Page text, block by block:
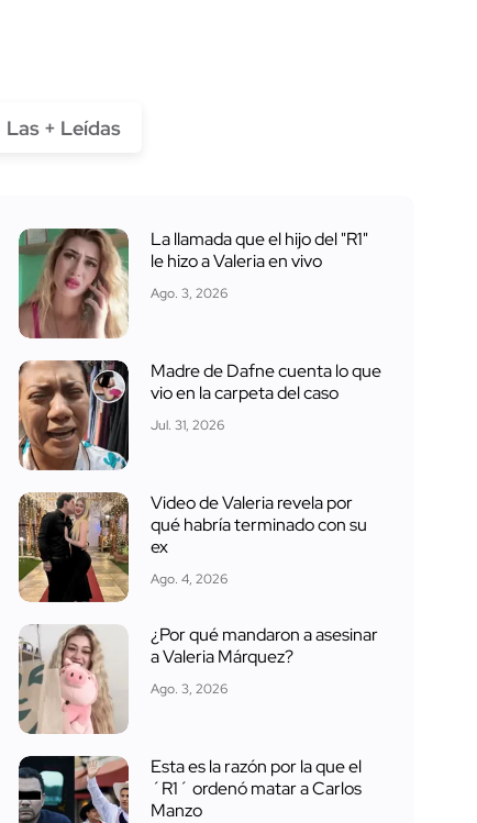
Las + Leídas
La llamada que el hijo del "R1"
le hizo a Valeria en vivo
Ago. 3, 2026
Madre de Dafne cuenta lo que
vio en la carpeta del caso
Jul. 31, 2026
Video de Valeria revela por
qué habría terminado con su
ex
Ago. 4, 2026
¿Por qué mandaron a asesinar
a Valeria Márquez?
Ago. 3, 2026
Esta es la razón por la que el
´R1´ ordenó matar a Carlos
Manzo